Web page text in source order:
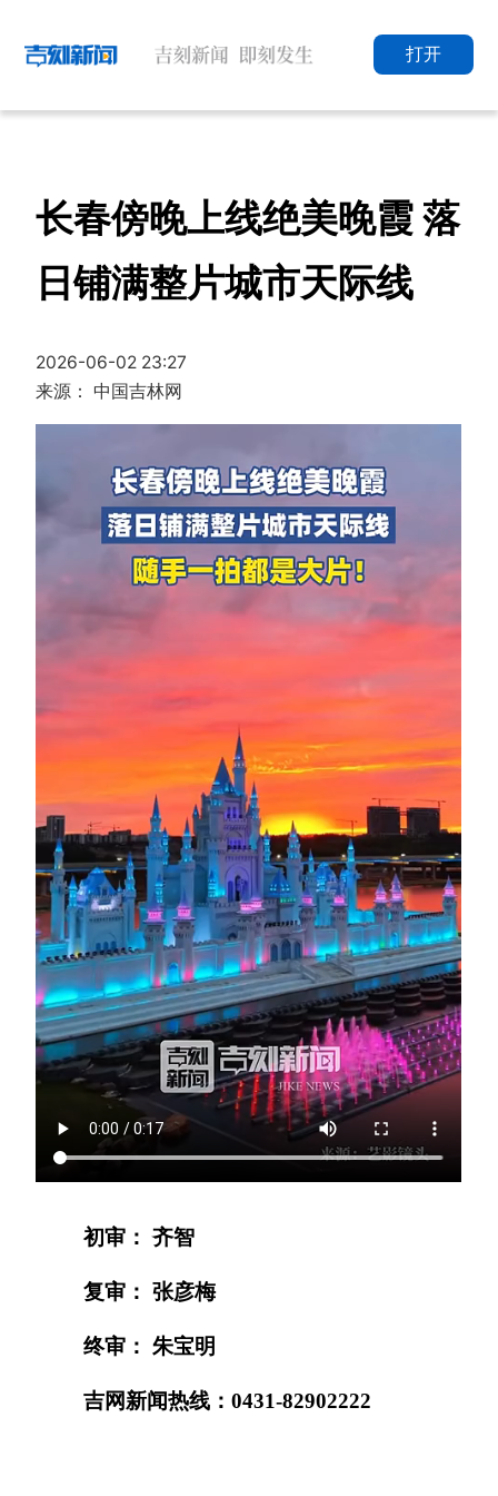
打开
长春傍晚上线绝美晚霞 落
日铺满整片城市天际线
2026-06-02 23:27
来源： 中国吉林网
初审： 齐智
复审： 张彦梅
终审： 朱宝明
吉网新闻热线：0431-82902222